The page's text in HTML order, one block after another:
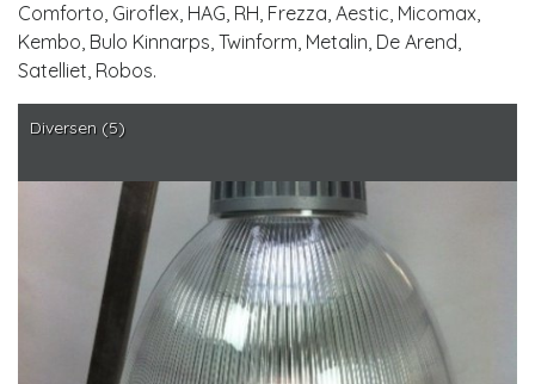
Comforto, Giroflex, HAG, RH, Frezza, Aestic, Micomax,
Kembo, Bulo Kinnarps, Twinform, Metalin, De Arend,
Satelliet, Robos.
Diversen (5)